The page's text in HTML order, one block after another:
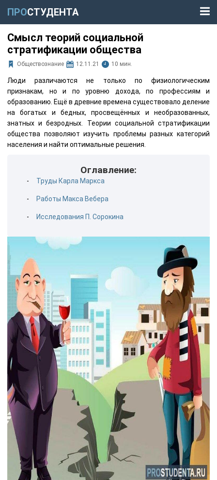
ПРОСТУДЕНТА
Смысл теорий социальной
стратификации общества
Обществознание 12.11.21 10 мин.
Люди различаются не только по физиологическим
признакам, но и по уровню дохода, по профессиям и
образованию. Ещё в древние времена существовало деление
на богатых и бедных, просвещённых и необразованных,
знатных и безродных. Теории социальной стратификации
общества позволяют изучить проблемы разных категорий
населения и найти оптимальные решения.
Оглавление:
Труды Карла Маркса
Работы Макса Вебера
Исследования П. Сорокина